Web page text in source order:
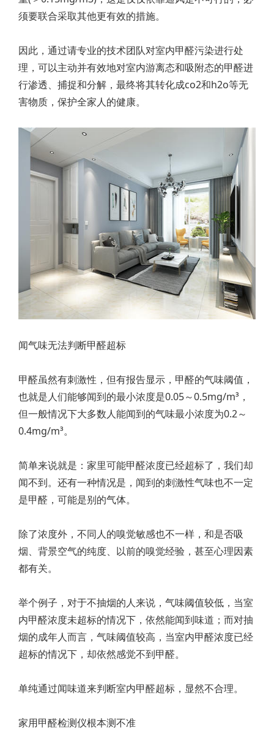
须要联合采取其他更有效的措施。
因此，通过请专业的技术团队对室内甲醛污染进行处
理，可以主动并有效地对室内游离态和吸附态的甲醛进
行渗透、捕捉和分解，最终将其转化成co2和h2o等无
害物质，保护全家人的健康。
闻气味无法判断甲醛超标
甲醛虽然有刺激性，但有报告显示，甲醛的气味阈值，
也就是人们能够闻到的最小浓度是0.05～0.5mg/m³，
但一般情况下大多数人能闻到的气味最小浓度为0.2～
0.4mg/m³。
简单来说就是：家里可能甲醛浓度已经超标了，我们却
闻不到。还有一种情况是，闻到的刺激性气味也不一定
是甲醛，可能是别的气体。
除了浓度外，不同人的嗅觉敏感也不一样，和是否吸
烟、背景空气的纯度、以前的嗅觉经验，甚至心理因素
都有关。
举个例子，对于不抽烟的人来说，气味阈值较低，当室
内甲醛浓度未超标的情况下，依然能闻到味道；而对抽
烟的成年人而言，气味阈值较高，当室内甲醛浓度已经
超标的情况下，却依然感觉不到甲醛。
单纯通过闻味道来判断室内甲醛超标，显然不合理。
家用甲醛检测仪根本测不准